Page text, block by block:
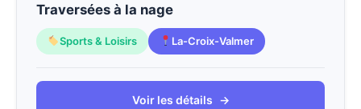
Traversées à la nage
Sports & Loisirs La-Croix-Valmer
Voir les détails →